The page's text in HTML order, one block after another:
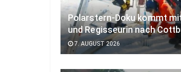
Polarstern-Doku kommt
und Regisseurin nach
7. AUGUST 2026